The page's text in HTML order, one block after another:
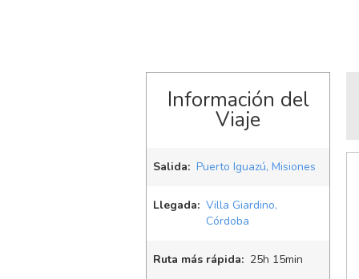
Información del
Viaje
Salida: Puerto Iguazú, Misiones
Llegada: Villa Giardino,
Córdoba
Ruta más rápida: 25h 15min